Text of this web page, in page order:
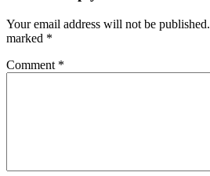
Your email address will not be published.
marked *
Comment *